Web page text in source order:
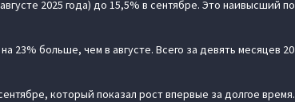
2025 года) до 15,5% в сентябре. Это
23% больше, чем в августе. Всего за девять месяцев
который показал рост впервые за долгое время.